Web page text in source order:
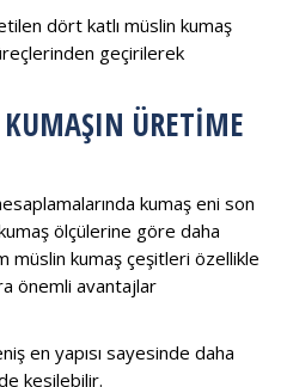
dört katlı müslin kumaş
geçirilerek
ÜRETIME
kumaş eni son
ölçülerine göre daha
müslin kumaş çeşitleri özellikle
önemli avantajlar
en yapısı sayesinde daha
kesilebilir.